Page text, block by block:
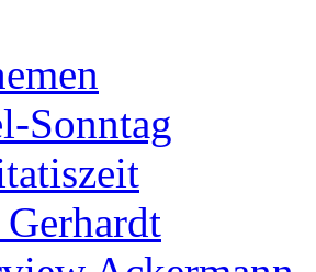
Sonntag